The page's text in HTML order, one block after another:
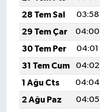
28 Tem Sal
03:58
29 Tem Çar
04:00
30 Tem Per
04:01
31 Tem Cum
04:02
1 Ağu Cts
04:04
2 Ağu Paz
04:05